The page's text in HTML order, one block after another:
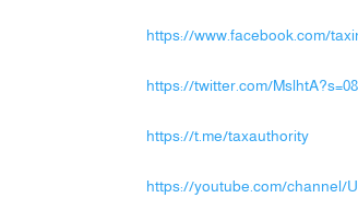
https://www.facebook.com/
https://twitter.com/MslhtA?s=08
https://t.me/taxauthority
https://youtube.com/channel/